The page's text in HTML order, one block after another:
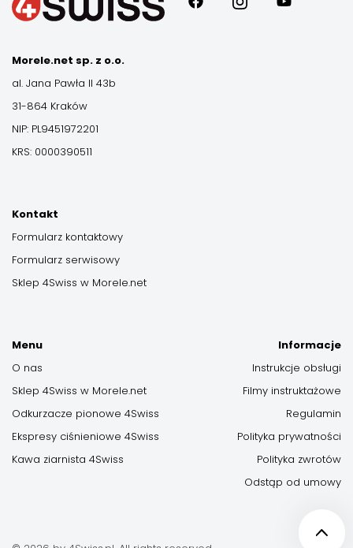
Morele.net sp. z o.o.
al. Jana Pawła II 43b
31-864 Kraków
NIP: PL9451972201
KRS: 0000390511
Kontakt
Formularz kontaktowy
Formularz serwisowy
Sklep 4Swiss w Morele.net
Menu
O nas
Sklep 4Swiss w Morele.net
Odkurzacze pionowe 4Swiss
Ekspresy ciśnieniowe 4Swiss
Kawa ziarnista 4Swiss
Informacje
Instrukcje obsługi
Filmy instruktażowe
Regulamin
Polityka prywatności
Polityka zwrotów
Odstąp od umowy